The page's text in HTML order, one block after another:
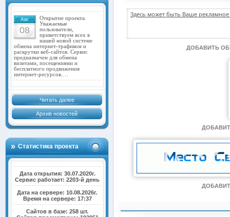
Авг
08
Открытие проекта.
Уважаемые
пользователи,
приветствуем всех в
нашей новой системе
обмена интернет-трафиком и
раскрутки веб-сайтов. Сервис
предназначен для обмена
визитами, посещениями и
бесплатного продвижения
интернет-ресурсов.…
Читать далее
Архив новостей
Статистика проекта
Дата открытия: 30.07.2020г.
Сервис работает: 2203-й день
Дата на сервере: 10.08.2026г.
Время на сервере: 17:37
Сайтов в базе: 258 шт.
Здесь может быть Ваше
ДОБАВИТЬ